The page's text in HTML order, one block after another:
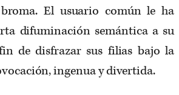
El usuario común le ha
difuminación semántica a su
de disfrazar sus filias bajo la
ingenua y divertida.